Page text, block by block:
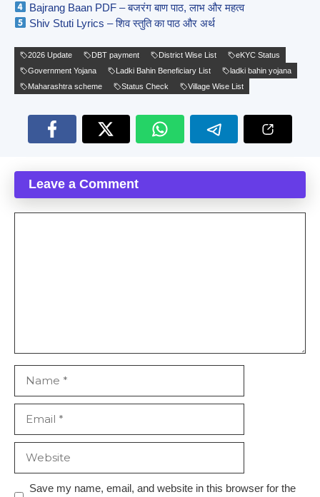
Bajrang Baan PDF – बजरंग बाण पाठ, लाभ और महत्व
Shiv Stuti Lyrics – शिव स्तुति का पाठ और अर्थ
2026 Update DBT payment District Wise List
eKYC Status
Government Yojana
Ladki Bahin Beneficiary List
ladki bahin yojana
Maharashtra scheme
Status Check Village Wise List
Leave a Comment
Save my name, email, and website in this browser for the